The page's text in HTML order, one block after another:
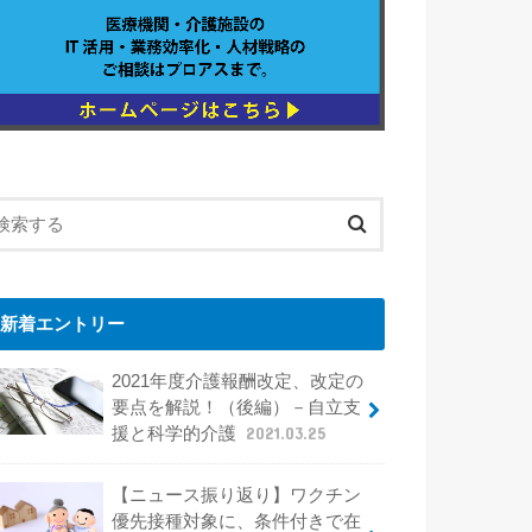
新着エントリー
2021年度介護報酬改定、改定の
要点を解説！（後編）－自立支
援と科学的介護
2021.03.25
【ニュース振り返り】ワクチン
優先接種対象に、条件付きで在